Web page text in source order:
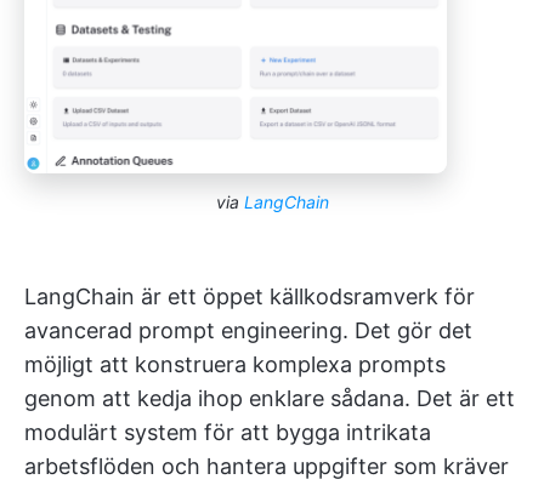
via LangChain
LangChain är ett öppet källkodsramverk för
avancerad prompt engineering. Det gör det
möjligt att konstruera komplexa prompts
genom att kedja ihop enklare sådana. Det är ett
modulärt system för att bygga intrikata
arbetsflöden och hantera uppgifter som kräver